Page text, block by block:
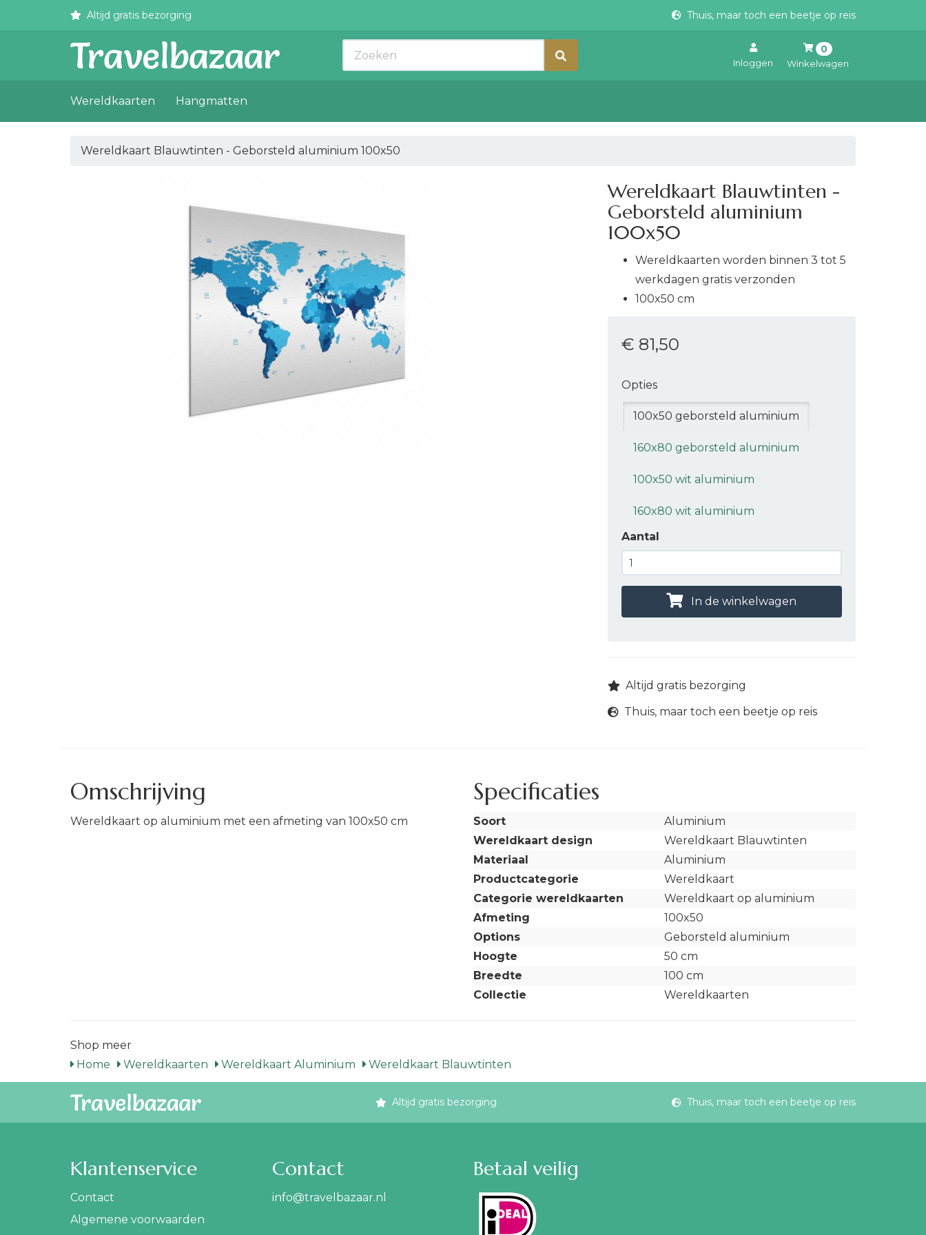
Altijd gratis bezorging Thuis, maar toch een beetje op reis
Zoeken
Inloggen
0
Winkelwagen
Wereldkaarten Hangmatten
Wereldkaart Blauwtinten - Geborsteld aluminium 100x50
Wereldkaart Blauwtinten -
Geborsteld aluminium
100x50
Wereldkaarten worden binnen 3 tot 5
werkdagen gratis verzonden
100x50 cm
€ 81,50
Opties
100x50 geborsteld aluminium
160x80 geborsteld aluminium
100x50 wit aluminium
160x80 wit aluminium
Aantal
In de winkelwagen
Altijd gratis bezorging
Thuis, maar toch een beetje op reis
Omschrijving
Wereldkaart op aluminium met een afmeting van 100x50 cm
Specificaties
Soort
Aluminium
Wereldkaart design
Wereldkaart Blauwtinten
Materiaal
Aluminium
Productcategorie
Wereldkaart
Categorie wereldkaarten
Wereldkaart op aluminium
Afmeting
100x50
Options
Geborsteld aluminium
Hoogte
50 cm
Breedte
100 cm
Collectie
Wereldkaarten
Shop meer
Home
Wereldkaarten Wereldkaart Aluminium Wereldkaart Blauwtinten
Altijd gratis bezorging Thuis, maar toch een beetje op reis
Klantenservice
Contact
Algemene voorwaarden
Contact
info@travelbazaar.nl
Betaal veilig